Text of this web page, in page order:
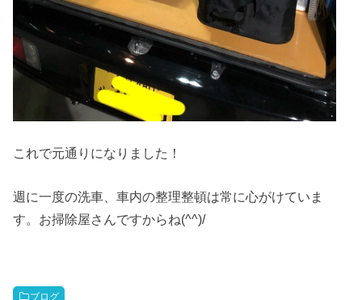
これで元通りになりました！
週に一度の洗車、車内の整理整頓は常に心がけていま
す。お掃除屋さんですからね(^^)/
ブログ